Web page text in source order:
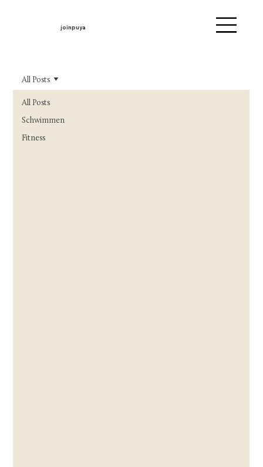
joinpuya
All Posts
Schwimmen
Fitness
All Posts